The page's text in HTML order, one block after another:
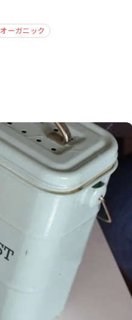
オーガニック